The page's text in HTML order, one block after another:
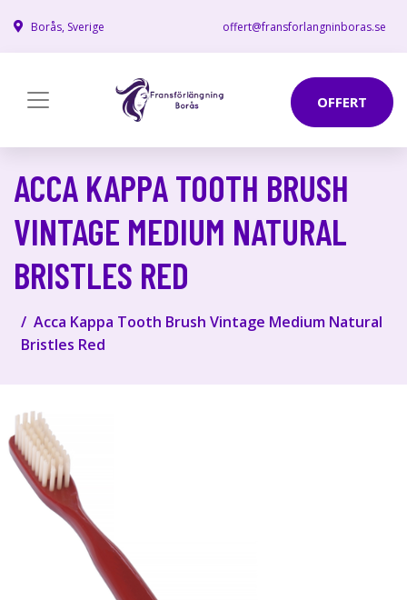
Borås, Sverige offert@fransforlangninboras.se
OFFERT
ACCA KAPPA TOOTH BRUSH
VINTAGE MEDIUM NATURAL
BRISTLES RED
Acca Kappa Tooth Brush Vintage Medium Natural
Bristles Red